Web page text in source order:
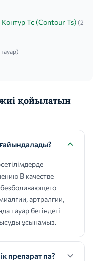
Тс (Contour Ts) (2
қойылатын
В качестве
артралгии,
тауар бетіндегі
ұсынамыз.
препарат па?